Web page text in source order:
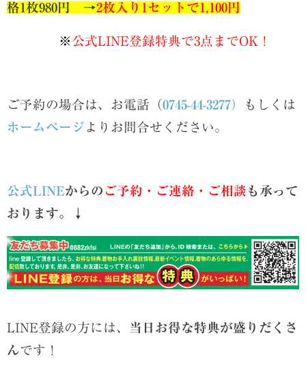
格1枚980円 →2枚入り1セットで1,100円
※ 公式LINE登録特典で3点までOK！
ご予約の場合は、 お電話（0745-44-3277）
もしくは
ホームページ よりお問合せください。
公式LINEからの ご予約・ご連絡・ご相談 も承って
おります。
↓
LINE登録の方には、
当日お得な特典が盛りだくさ
んです！